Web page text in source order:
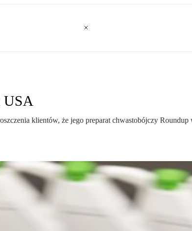
USA
klientów, że jego preparat chwastobójczy